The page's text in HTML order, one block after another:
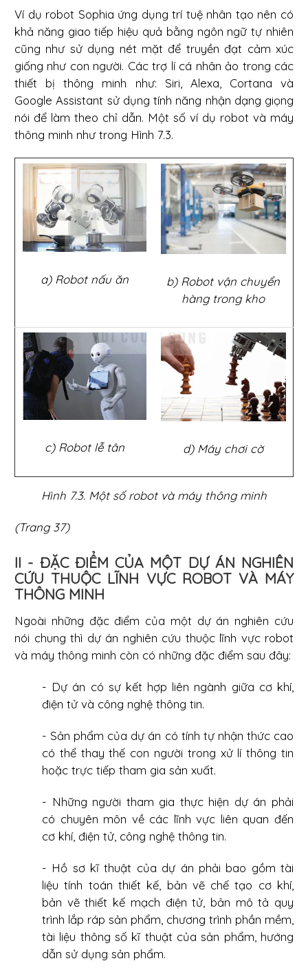
Ví dụ robot Sophia ứng dụng trí tuệ nhân tạo nên có
khả năng giao tiếp hiệu quả bằng ngôn ngữ tự nhiên
cũng như sử dụng nét mặt để truyền đạt cảm xúc
giống như con người. Các trợ lí cá nhân ảo trong các
thiết bị thông minh như: Siri, Alexa, Cortana và
Google Assistant sử dụng tính năng nhận dạng giọng
nói để làm theo chỉ dẫn. Một số ví dụ robot và máy
thông minh như trong Hình 7.3.
a) Robot nấu ăn
b) Robot vận chuyển
hàng trong kho
c) Robot lễ tân d) Máy chơi cờ
Hình 7.3. Một số robot và máy thông minh
(Trang 37)
II - ĐẶC ĐIỂM CỦA MỘT DỰ ÁN NGHIÊN
CỨU THUỘC LĨNH VỰC ROBOT VÀ MÁY
THÔNG MINH
Ngoài những đặc điểm của một dự án nghiên cứu
nói chung thì dự án nghiên cứu thuộc lĩnh vực robot
và máy thông minh còn có những đặc điểm sau đây:
- Dự án có sự kết hợp liên ngành giữa cơ khí,
điện tử và công nghệ thông tin.
- Sản phẩm của dự án có tính tự nhận thức cao
có thể thay thế con người trong xử lí thông tin
hoặc trực tiếp tham gia sản xuất.
- Những người tham gia thực hiện dự án phải
có chuyên môn về các lĩnh vực liên quan đến
cơ khí, điện tử, công nghệ thông tin.
- Hồ sơ kĩ thuật của dự án phải bao gồm tài
liệu tính toán thiết kế, bản vẽ chế tạo cơ khí,
bản vẽ thiết kế mạch điện tử, bản mô tả quy
trình lắp ráp sản phẩm, chương trình phần mềm,
tài liệu thông số kĩ thuật của sản phẩm, hướng
dẫn sử dụng sản phẩm.